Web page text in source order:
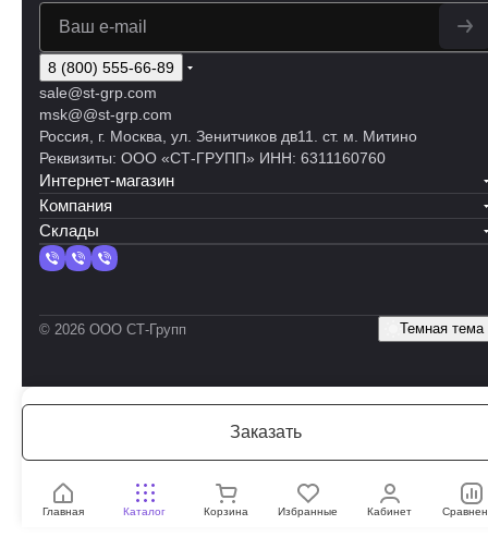
Заказать
Главная Каталог Корзина Избранные Кабинет
8 (800) 555-66-89
sale@st-grp.com
msk@@st-grp.com
Россия, г. Москва, ул. Зенитчиков дв11. ст. м. Митино
Реквизиты: ООО «СТ-ГРУПП» ИНН: 6311160760
Интернет-магазин
Компания
Склады
© 2026 ООО СТ-Групп Темная тема